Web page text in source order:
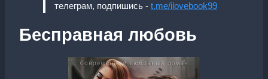
телеграм, подпишись - t.me/ilovebook99
Бесправная любовь